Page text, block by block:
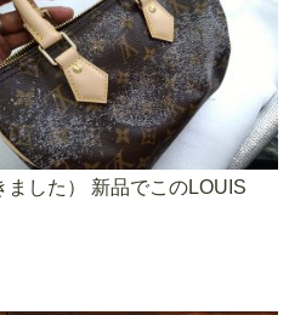
した） 新品でこのLOUIS